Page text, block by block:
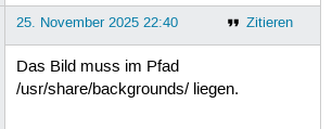
Zitieren
25. November 2025 22:40
Das Bild muss im Pfad
/usr/share/backgrounds/ liegen.